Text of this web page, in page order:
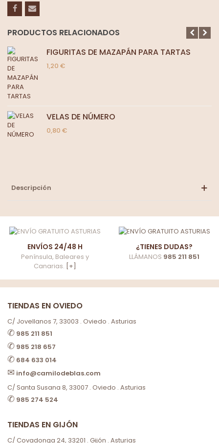
PRODUCTOS RELACIONADOS
FIGURITAS DE MAZAPÁN PARA TARTAS
1,20 €
VELAS DE NÚMERO
0,80 €
Descripción
ENVÍOS 24/48 H
Península, Baleares y
Canarias. [+]
¿TIENES DUDAS?
LLÁMANOS 985 211 851
TIENDAS EN OVIEDO
C/ Jovellanos 7, 33003 . Oviedo . Asturias
✆ 985 211 851
✆ 985 218 657
✆ 684 633 014
✉ info@camilodeblas.com
C/ Santa Susana 8, 33007 . Oviedo . Asturias
✆ 985 274 524
TIENDAS EN GIJÓN
C/ Covadonga 24, 33201 . Gijón . Asturias